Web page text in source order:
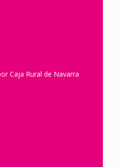
Caja Rural de Navarra